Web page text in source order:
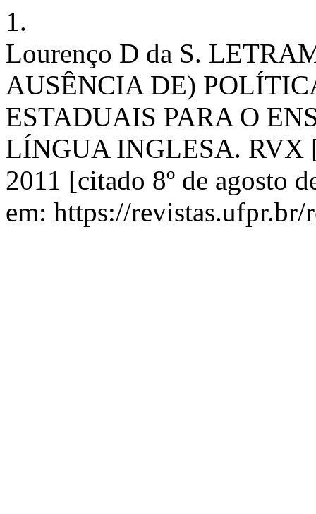
1.
Lourenço D da S.
AUSÊNCIA DE)
ESTADUAIS PARA O
LÍNGUA INGLESA. RVX
2011 [citado 8º de agosto
em: https://